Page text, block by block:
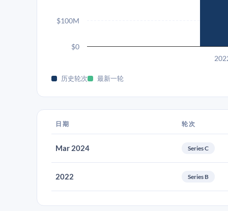
$0
$100M
历史轮次 最新一轮
日期 轮次
Mar 2024 Series C
2022 Series B